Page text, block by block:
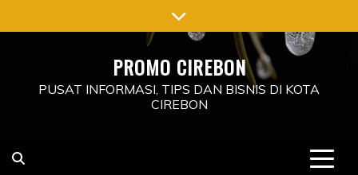
to
PROMO CIREBON
PUSAT INFORMASI, TIPS DAN BISNIS DI KOTA
CIREBON